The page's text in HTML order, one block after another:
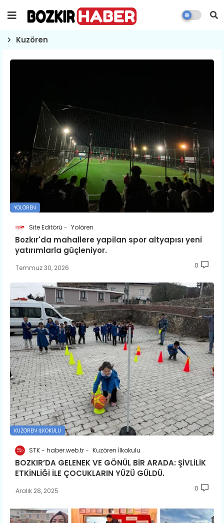
Kuzören
YOLÖREN
Site Editörü Yolören
Bozkır'da mahallere yapilan spor altyapısı yeni
yatırımlarla güçleniyor.
Temmuz 30, 2026 0
KUZÖREN İLKOKULU
STK - haber.web.tr Kuzören İlkokulu
BOZKIR’DA GELENEK VE GÖNÜL BİR ARADA: ŞİVLİLİK
ETKİNLİĞİ İLE ÇOCUKLARIN YÜZÜ GÜLDÜ.
Aralık 28, 2025 0